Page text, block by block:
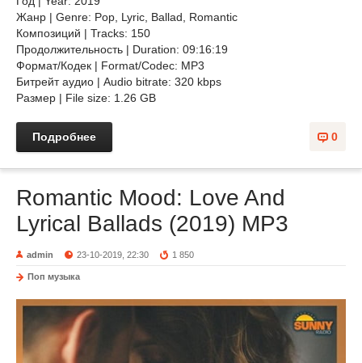
Жанр | Genre: Pop, Lyric, Ballad, Romantic
Композиций | Tracks: 150
Продолжительность | Duration: 09:16:19
Формат/Кодек | Format/Codec: MP3
Битрейт аудио | Audio bitrate: 320 kbps
Размер | File size: 1.26 GB
0
Подробнее
Romantic Mood: Love And
Lyrical Ballads (2019) MP3
admin 23-10-2019, 22:30 1 850
Поп музыка